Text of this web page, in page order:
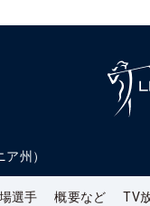
州）
選手 概要など TV